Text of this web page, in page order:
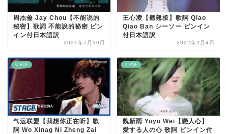
周杰倫 Jay Chou【不能说的
秘密】歌詞 不能說的祕密 ピン
イン付日本語訳
2021年7月30日
王心凌【翹翹板】歌詞 Qiao
Qiao Ban シーソー ピンイン
付日本語訳
2022年2月4日
C-POP
气运联盟【我想你正在听】歌
詞 Wo Xinag Ni Zheng Zai
C-POP
魏新雨 Yuyu Wei【戀人心】
愛する人の心 歌詞 ピンイン付